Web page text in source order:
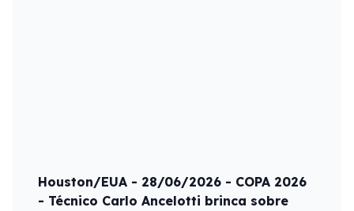
Houston/EUA - 28/06/2026 - COPA 2026
- Técnico Carlo Ancelotti brinca sobre